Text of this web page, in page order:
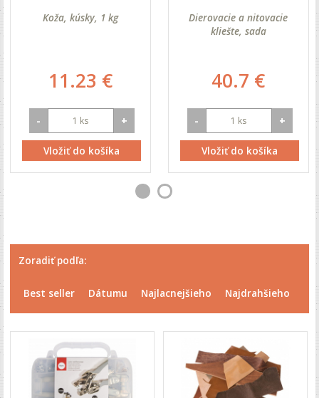
Koža, kúsky, 1 kg
11.23 €
- +
Vložiť do košíka
Dierovacie a nitovacie
kliešte, sada
40.7 €
- +
Vložiť do košíka
Zoradiť podľa:
Best seller Dátumu Najlacnejšieho Najdrahšieho